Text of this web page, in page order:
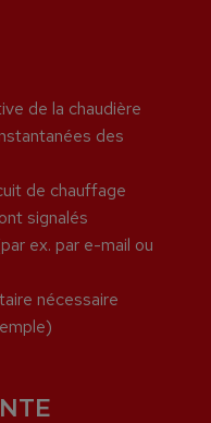
de la chaudière
des
de chauffage
signalés
ex. par e-mail ou
nécessaire